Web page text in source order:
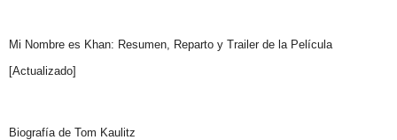
Mi Nombre es Khan: Resumen, Reparto y Trailer de la Película
[Actualizado]
Biografía de Tom Kaulitz